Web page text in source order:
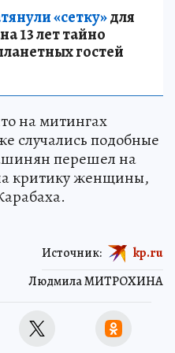
«сетку»для
13 лет тайно
гостей
на митингах
случались подобные
перешел на
критику женщины,
Людмила МИТРОХИНА
Источник: kp.ru